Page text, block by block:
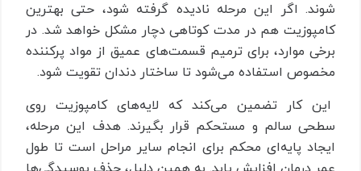
شوند. اگر این مرحله نادیده گرفته شود، حتی بهترین
کامپوزیت هم در مدت کوتاهی دچار مشکل خواهد شد. در
برخی موارد، برای ترمیم قسمت‌های عمیق از مواد پرکننده
مخصوص استفاده می‌شود تا ساختار دندان تقویت شود.
این کار تضمین می‌کند که لایه‌های کامپوزیت روی
سطحی سالم و مستحکم قرار بگیرند. هدف این مرحله،
ایجاد پایه‌ای محکم برای انجام سایر مراحل است تا طول